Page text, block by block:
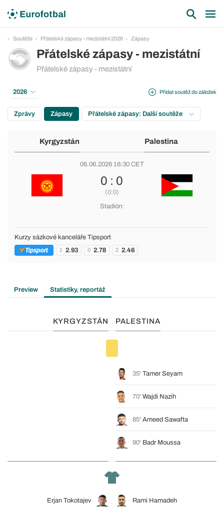
Soutěže Přátelské zápasy - mezistátní 2026 Zápasy
Přátelské zápasy - mezistátní
Přátelské zápasy - mezistátní
Přidat soutěž do záložek
2026
Zprávy Zápasy Přátelské zápasy: Další soutěže
Kyrgyzstán Palestina
06.06.2026 16:30 CET
0 : 0
(0:0)
Stadión:
Kurzy sázkové kanceláře Tipsport
1 2.93 0 2.78 2 2.46
Preview Statistiky, reportáž
KYRGYZSTÁN PALESTINA
35' Tamer Seyam
70' Wajdi Nazih
85' Ameed Sawafta
90' Badr Moussa
Erjan Tokotajev Rami Hamadeh